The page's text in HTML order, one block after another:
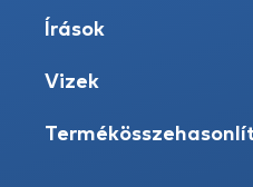
Írások
Vizek